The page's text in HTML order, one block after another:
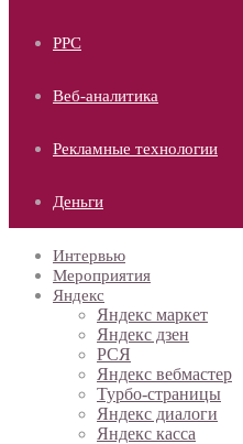
PPC
Веб-аналитика
Рекламные технологии
Деньги
Интервью
Мероприятия
Яндекс
Яндекс маркет
Яндекс дзен
РСЯ
Яндекс вебмастер
Турбо-страницы
Яндекс диалоги
Яндекс касса